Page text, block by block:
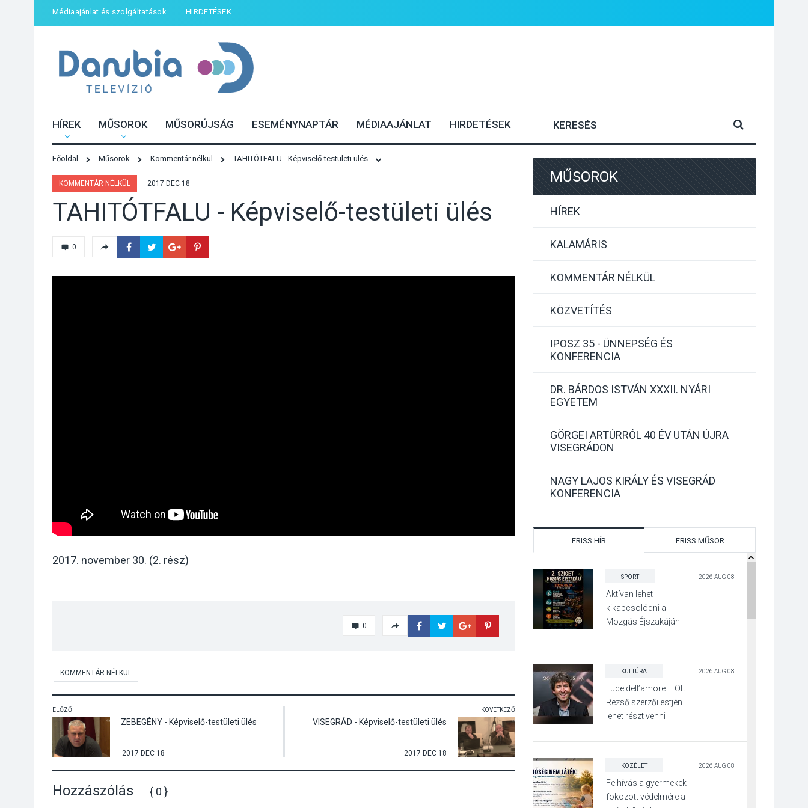
Médiaajánlat és szolgáltatások HIRDETÉSEK
HÍREK MŰSOROK MŰSORÚJSÁG ESEMÉNYNAPTÁR MÉDIAAJÁNLAT HIRDETÉSEK
Főoldal Műsorok Kommentár nélkül TAHITÓTFALU - Képviselő-testületi ülés
KOMMENTÁR NÉLKÜL 2017 DEC 18
TAHITÓTFALU - Képviselő-testületi ülés
0
2017. november 30. (2. rész)
0
KOMMENTÁR NÉLKÜL
ELŐZŐ
ZEBEGÉNY - Képviselő-testületi ülés
2017 DEC 18
KÖVETKEZŐ
VISEGRÁD - Képviselő-testületi ülés
2017 DEC 18
Hozzászólás { 0 }
MŰSOROK
HÍREK
KALAMÁRIS
KOMMENTÁR NÉLKÜL
KÖZVETÍTÉS
IPOSZ 35 - ÜNNEPSÉG ÉS
KONFERENCIA
DR. BÁRDOS ISTVÁN XXXII. NYÁRI
EGYETEM
GÖRGEI ARTÚRRÓL 40 ÉV UTÁN ÚJRA
VISEGRÁDON
NAGY LAJOS KIRÁLY ÉS VISEGRÁD
KONFERENCIA
FRISS HÍR FRISS MŰSOR
SPORT 2026 AUG 08
Aktívan lehet
kikapcsolódni a
Mozgás Éjszakáján
Surányban
KULTÚRA 2026 AUG 08
Luce dell’amore – Ott
Rezső szerzői estjén
lehet részt venni
KÖZÉLET 2026 AUG 08
Felhívás a gyermekek
fokozott védelmére a